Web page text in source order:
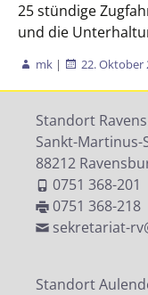
25 stündige
und die
mk | 22. Oktober
Standort
Sankt-Martinus-
88212
0751 368-201
0751 368-218
sekretariat-
Standort